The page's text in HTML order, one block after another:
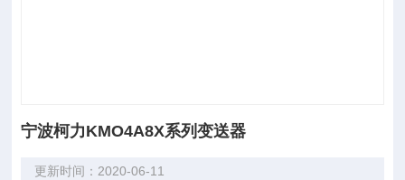
宁波柯力KMO4A8X系列变送器
更新时间：2020-06-11